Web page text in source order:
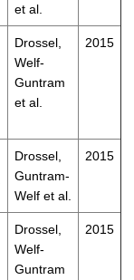
et al.
Drossel,
Welf-
Guntram
et al.
2015
Drossel,
Guntram-
Welf et al.
2015
Drossel,
Welf-
Guntram
2015